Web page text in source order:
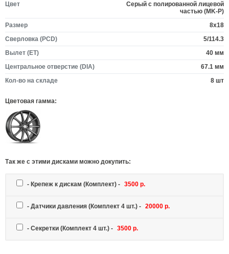
Цвет
Серый с полированной лицевой
частью (MK-P)
Размер
8x18
Сверловка (PCD)
5/114.3
Вылет (ET)
40 мм
Центральное отверстие (DIA)
67.1 мм
Кол-во на складе
8 шт
Цветовая гамма:
Так же c этими дисками можно докупить:
- Крепеж к дискам (Комплект) - 3500 р.
- Датчики давления (Комплект 4 шт.) - 20000 р.
- Секретки (Комплект 4 шт.) - 3500 р.